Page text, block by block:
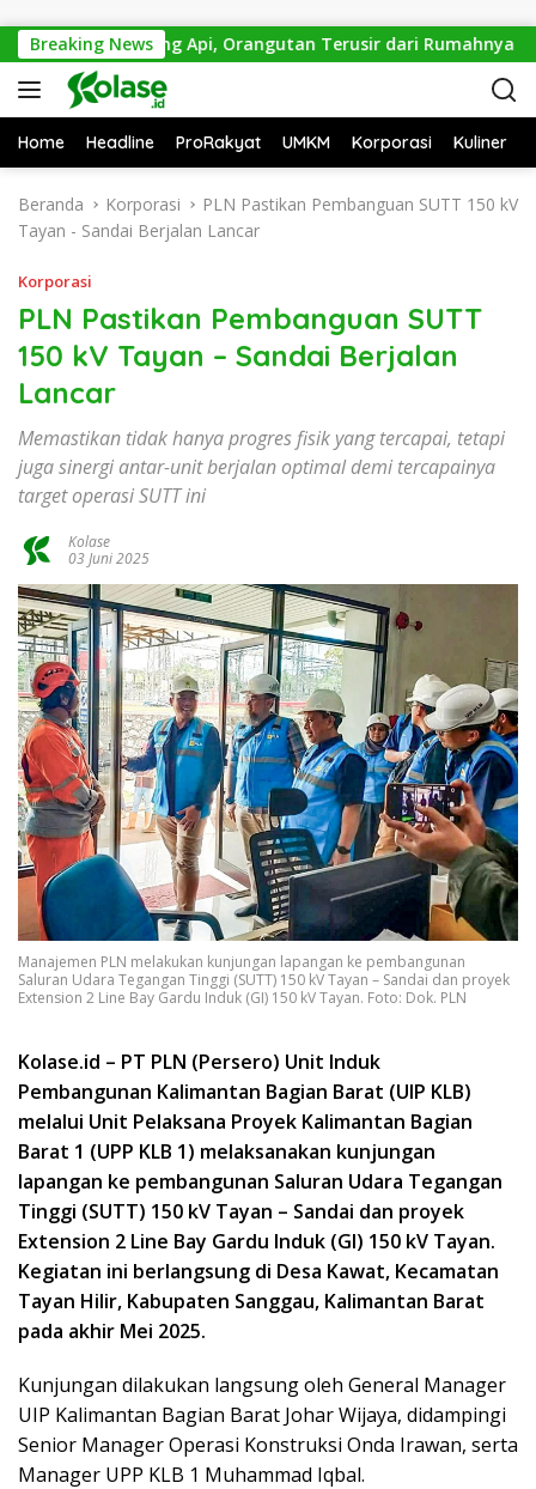
Breaking News
Dikepung Api, Orangutan Terusir dari Rumahnya Sendiri
Home Headline ProRakyat UMKM Korporasi Kuliner
Beranda Korporasi
PLN Pastikan Pembanguan SUTT 150 kV
Tayan - Sandai Berjalan Lancar
Korporasi
PLN Pastikan Pembanguan SUTT
150 kV Tayan – Sandai Berjalan
Lancar
Memastikan tidak hanya progres fisik yang tercapai, tetapi
juga sinergi antar-unit berjalan optimal demi tercapainya
target operasi SUTT ini
Kolase
03 Juni 2025
Manajemen PLN melakukan kunjungan lapangan ke pembangunan
Saluran Udara Tegangan Tinggi (SUTT) 150 kV Tayan – Sandai dan proyek
Extension 2 Line Bay Gardu Induk (GI) 150 kV Tayan. Foto: Dok. PLN
Kolase.id – PT PLN (Persero) Unit Induk
Pembangunan Kalimantan Bagian Barat (UIP KLB)
melalui Unit Pelaksana Proyek Kalimantan Bagian
Barat 1 (UPP KLB 1) melaksanakan kunjungan
lapangan ke pembangunan Saluran Udara Tegangan
Tinggi (SUTT) 150 kV Tayan – Sandai dan proyek
Extension 2 Line Bay Gardu Induk (GI) 150 kV Tayan.
Kegiatan ini berlangsung di Desa Kawat, Kecamatan
Tayan Hilir, Kabupaten Sanggau, Kalimantan Barat
pada akhir Mei 2025.
Kunjungan dilakukan langsung oleh General Manager
UIP Kalimantan Bagian Barat Johar Wijaya, didampingi
Senior Manager Operasi Konstruksi Onda Irawan, serta
Manager UPP KLB 1 Muhammad Iqbal.